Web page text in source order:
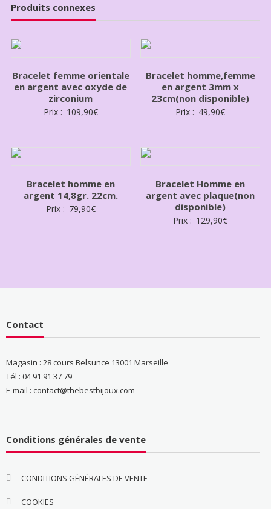
Produits connexes
Bracelet femme orientale
en argent avec oxyde de
zirconium
Prix : 109,90€
Bracelet homme,femme
en argent 3mm x
23cm(non disponible)
Prix : 49,90€
Bracelet homme en
argent 14,8gr. 22cm.
Prix : 79,90€
Bracelet Homme en
argent avec plaque(non
disponible)
Prix : 129,90€
Contact
Magasin : 28 cours Belsunce 13001 Marseille
Tél : 04 91 91 37 79
E-mail : contact@thebestbijoux.com
Conditions générales de vente
CONDITIONS GÉNÉRALES DE VENTE
COOKIES